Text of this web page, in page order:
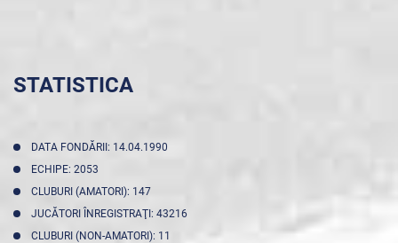
STATISTICA
DATA FONDĂRII: 14.04.1990
ECHIPE: 2053
CLUBURI (AMATORI): 147
JUCĂTORI ÎNREGISTRAŢI: 43216
CLUBURI (NON-AMATORI): 11